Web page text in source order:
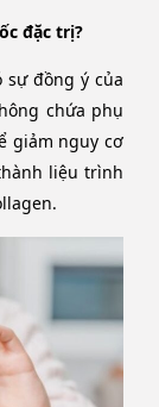
đặc trị?
đồng ý của
chứa phụ
giảm nguy cơ
liệu trình